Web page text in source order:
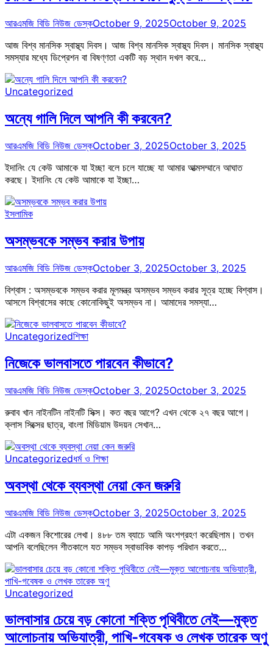
আরএমজি বিডি নিউজ ডেস্কOctober 9, 2025October 9, 2025
আজ বিশ্ব মানসিক স্বাস্থ্য দিবস। আজ বিশ্ব মানসিক স্বাস্থ্য দিবস। মানসিক স্বাস্থ্য
সমস্যার মধ্যে ডিপ্রেশন বা বিষণ্ণতা একটি বড় স্থান দখল করে…
Uncategorized
অন্যে গালি দিলে আপনি কী করবেন?
আরএমজি বিডি নিউজ ডেস্কOctober 3, 2025October 3, 2025
ইদানিং যে কেউ আমাকে যা ইচ্ছা বলে চলে যাচ্ছে যা আমার আত্মসম্মানে আঘাত
করছে। ইদানিং যে কেউ আমাকে যা ইচ্ছা…
ইসলামিক
অসম্ভবকে সম্ভব করার উপায়
আরএমজি বিডি নিউজ ডেস্কOctober 3, 2025October 3, 2025
বিশ্বাস : অসম্ভবকে সম্ভব করার মূলমন্ত্র অসম্ভব সম্ভব করার সূত্র হচ্ছে বিশ্বাস।
আসলে বিশ্বাসের কাছে কোনোকিছুই অসম্ভব না। আমাদের সমস্যা…
Uncategorizedশিক্ষা
নিজেকে ভালবাসতে পারবেন কীভাবে?
আরএমজি বিডি নিউজ ডেস্কOctober 3, 2025October 3, 2025
রুবাব খান নাইনটিন নাইনটি সিক্স। কত বছর আগে? এখন থেকে ২৭ বছর আগে।
ক্লাস সিক্সের ছাত্র, বাংলা মিডিয়াম উদয়ন সেখান…
Uncategorizedধর্ম ও শিক্ষা
অবস্থা থেকে ব্যবস্থা নেয়া কেন জরুরি
আরএমজি বিডি নিউজ ডেস্কOctober 3, 2025October 3, 2025
এটা একজন কিশোরের লেখা। ৪৮৮ তম ব্যাচে আমি অংশগ্রহণ করেছিলাম। তখন
আপনি বলেছিলেন শীতকালে যত সম্ভব স্বাভাবিক কাপড় পরিধান করতে…
Uncategorized
ভালবাসার চেয়ে বড় কোনো শক্তি পৃথিবীতে নেই—মুক্ত
আলোচনায় অভিযাত্রী, পাখি-গবেষক ও লেখক তারেক অণু